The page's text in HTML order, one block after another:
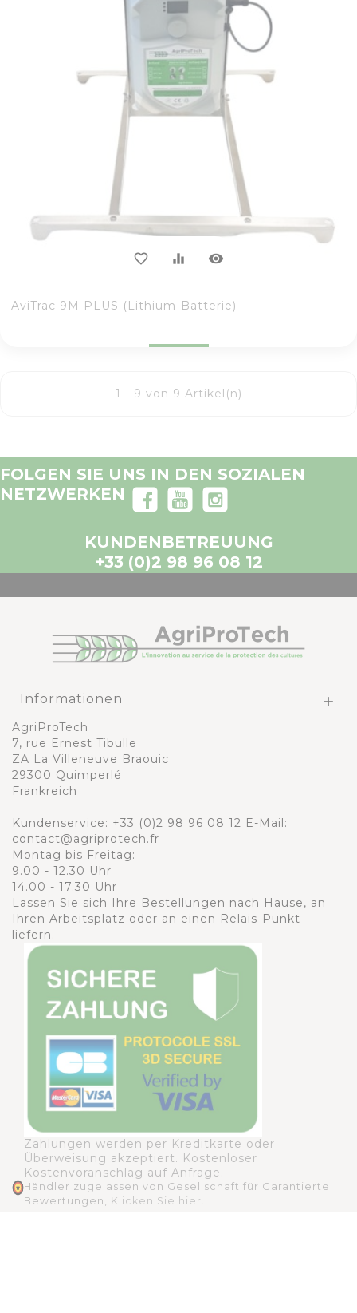
favorite_border equalizer visibility
AviTrac 9M PLUS (Lithium-Batterie)
1 - 9 von 9 Artikel(n)
FOLGEN SIE UNS IN DEN SOZIALEN
NETZWERKEN
KUNDENBETREUUNG
+33 (0)2 98 96 08 12
Informationen 
AgriProTech
7, rue Ernest Tibulle
ZA La Villeneuve Braouic
29300 Quimperlé
Frankreich
Kundenservice: +33 (0)2 98 96 08 12 E-Mail:
contact@agriprotech.fr
Montag bis Freitag:
9.00 - 12.30 Uhr
14.00 - 17.30 Uhr
Lassen Sie sich Ihre Bestellungen nach Hause, an
Ihren Arbeitsplatz oder an einen Relais-Punkt
liefern.
Zahlungen werden per Kreditkarte oder
Überweisung akzeptiert. Kostenloser
Kostenvoranschlag auf Anfrage.
Händler zugelassen von Gesellschaft für Garantierte
Bewertungen, Klicken Sie hier .